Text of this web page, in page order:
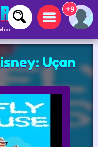
Oyunlar, ücretsiz oyunlar ve çevrimiçi oyunlar
+9
Uçan